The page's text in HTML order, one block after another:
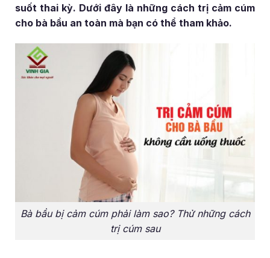
suốt thai kỳ. Dưới đây là những cách trị cảm cúm
cho bà bầu an toàn mà bạn có thể tham khảo.
Bà bầu bị cảm cúm phải làm sao? Thử những cách
trị cúm sau